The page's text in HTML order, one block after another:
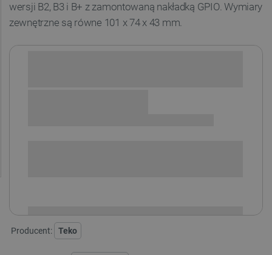
wersji B2, B3 i B+ z zamontowaną nakładką GPIO. Wymiary
zewnętrzne są równe 101 x 74 x 43 mm.
Producent: Teko